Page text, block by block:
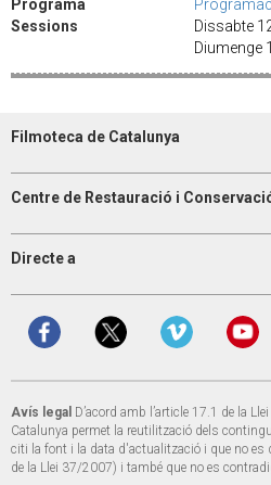
Programa
Sessions
Dissabte
Diumenge
Filmoteca de Catalunya
Centre de Restauració i
Directe a
Avís legal D’acord amb l’article 17.1 de la
Catalunya permet la reutilització dels
citi la font i la data d'actualització i que no
de la Llei 37/2007) i també que no es